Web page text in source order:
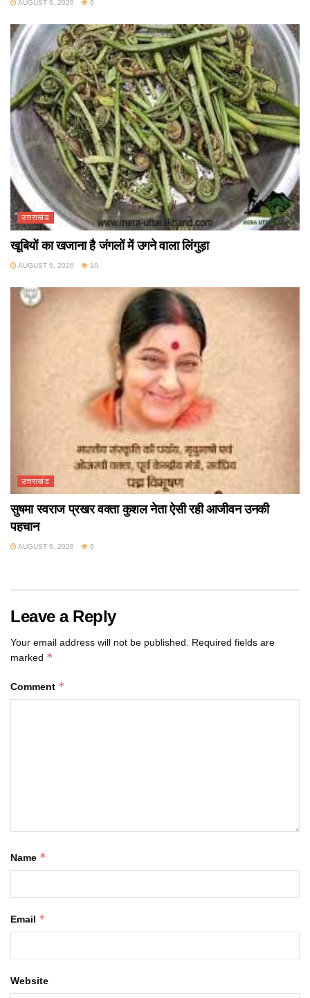
AUGUST 6, 2026 6
उत्तराखंड
खूबियों का खजाना है जंगलों में उगने वाला लिंगुड़ा
AUGUST 6, 2026 10
उत्तराखंड
सुषमा स्वराज प्रखर वक्ता कुशल नेता ऐसी रही आजीवन उनकी
पहचान
AUGUST 6, 2026 6
Leave a Reply
Your email address will not be published. Required fields are
marked *
Comment *
Name *
Email *
Website